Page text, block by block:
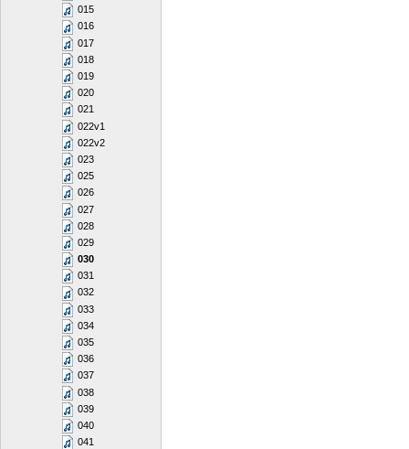
015
016
017
018
019
020
021
022v1
022v2
023
025
026
027
028
029
030
031
032
033
034
035
036
037
038
039
040
041